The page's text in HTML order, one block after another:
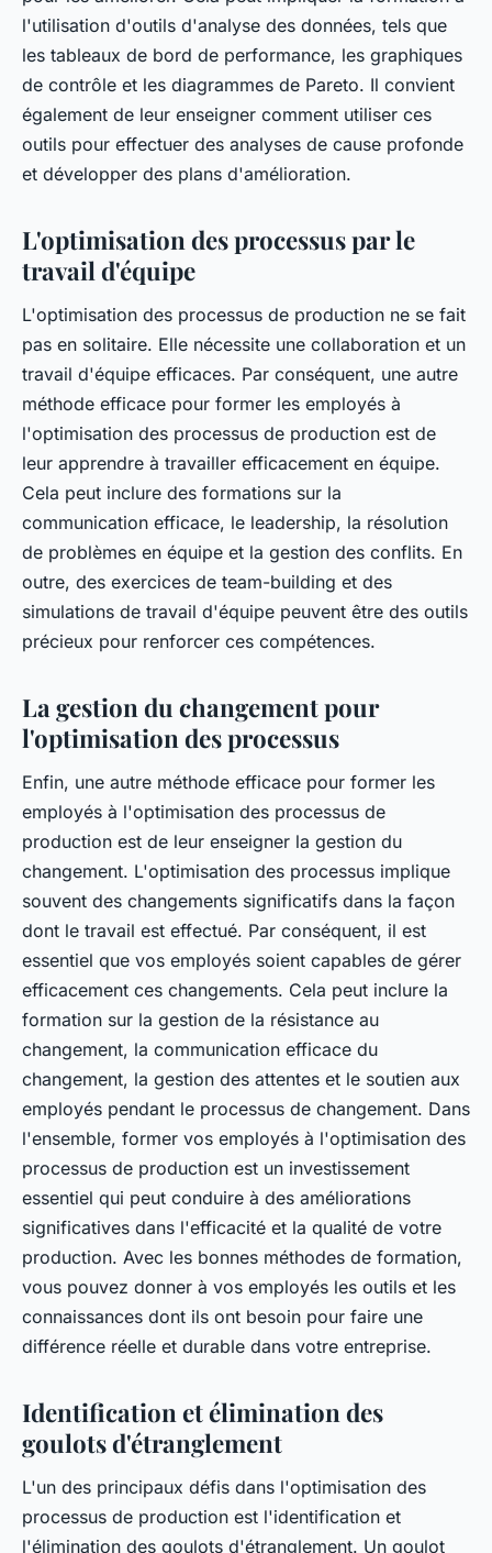
l'utilisation d'outils d'analyse des données, tels que
les tableaux de bord de performance, les graphiques
de contrôle et les diagrammes de Pareto. Il convient
également de leur enseigner comment utiliser ces
outils pour effectuer des analyses de cause profonde
et développer des plans d'amélioration.
L'optimisation des processus par le
travail d'équipe
L'optimisation des processus de production ne se fait
pas en solitaire. Elle nécessite une collaboration et un
travail d'équipe efficaces. Par conséquent, une autre
méthode efficace pour former les employés à
l'optimisation des processus de production est de
leur apprendre à travailler efficacement en équipe.
Cela peut inclure des formations sur la
communication efficace, le leadership, la résolution
de problèmes en équipe et la gestion des conflits. En
outre, des exercices de team-building et des
simulations de travail d'équipe peuvent être des outils
précieux pour renforcer ces compétences.
La gestion du changement pour
l'optimisation des processus
Enfin, une autre méthode efficace pour former les
employés à l'optimisation des processus de
production est de leur enseigner la gestion du
changement. L'optimisation des processus implique
souvent des changements significatifs dans la façon
dont le travail est effectué. Par conséquent, il est
essentiel que vos employés soient capables de gérer
efficacement ces changements. Cela peut inclure la
formation sur la gestion de la résistance au
changement, la communication efficace du
changement, la gestion des attentes et le soutien aux
employés pendant le processus de changement. Dans
l'ensemble, former vos employés à l'optimisation des
processus de production est un investissement
essentiel qui peut conduire à des améliorations
significatives dans l'efficacité et la qualité de votre
production. Avec les bonnes méthodes de formation,
vous pouvez donner à vos employés les outils et les
connaissances dont ils ont besoin pour faire une
différence réelle et durable dans votre entreprise.
Identification et élimination des
goulots d'étranglement
L'un des principaux défis dans l'optimisation des
processus de production est l'identification et
l'élimination des goulots d'étranglement. Un goulot